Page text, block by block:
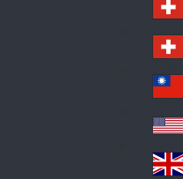
ed
en
Sw
itz
erl
an
d
Sw
itz
erl
an
d
wa
n
A